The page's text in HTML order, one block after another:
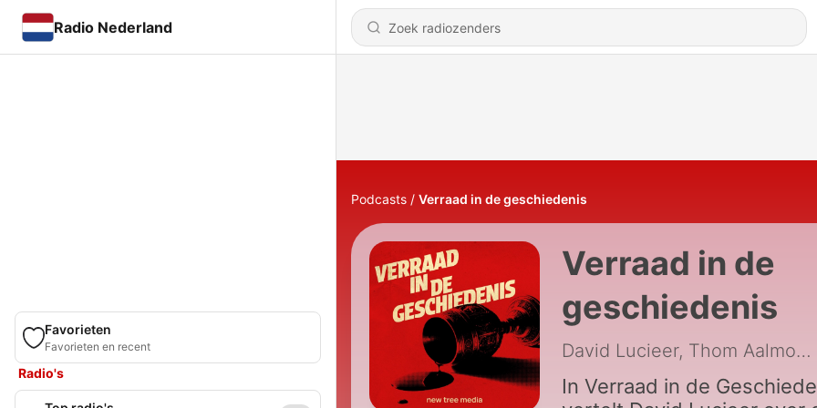
Radio Nederland
Favorieten
Favorieten en recent
Radio's
Podcasts Verraad in de geschiedenis
Verraad in de
geschiedenis
David Lucieer, Thom Aalmoes & Elisabeth Hoekstra / New Tree Media
In Verraad in de